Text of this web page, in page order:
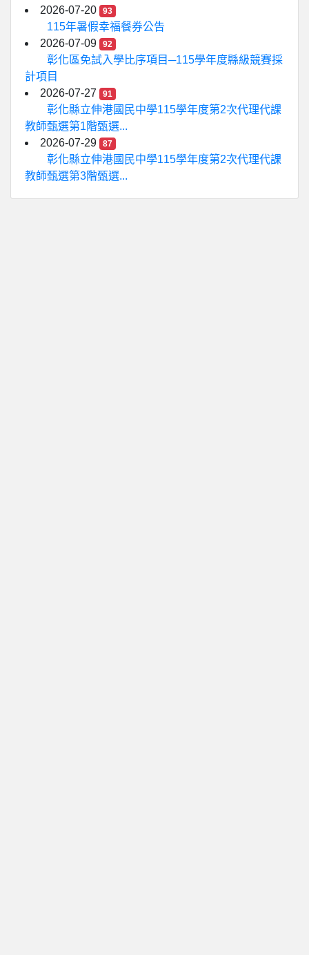
2026-07-20
93
115年暑假幸福餐券公告
2026-07-09
92
彰化區免試入學比序項目─115學年度縣級競賽採
計項目
2026-07-27
91
彰化縣立伸港國民中學115學年度第2次代理代課
教師甄選第1階甄選...
2026-07-29
87
彰化縣立伸港國民中學115學年度第2次代理代課
教師甄選第3階甄選...